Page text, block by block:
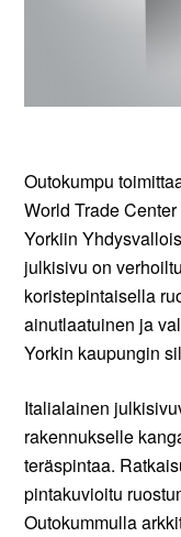
Outokumpu
World Trade
Yorkiin
julkisivu on
koristepintaisella
ainutlaatuinen ja
Yorkin kaupungin
Italialainen
rakennukselle
teräspintaa.
pintakuvioitu
Outokummulla